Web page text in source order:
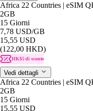
Africa 22 Countries | eSIM
2GB
15 Giorni
7,78 USD/GB
15,55 USD
(122,00 HKD)
HK$5 di sconto
Vedi dettagli
Africa 22 Countries | eSIM
2GB
15 Giorni
15,55 USD